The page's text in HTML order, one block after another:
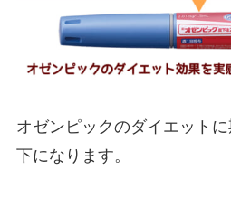
オゼンピックのダイエット
下になります。